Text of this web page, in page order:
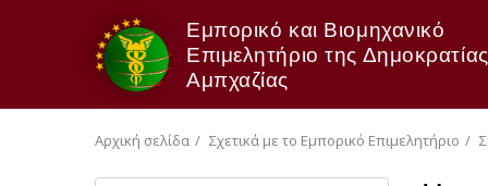
Εμπορικό και Βιομηχανικό
Επιμελητήριο της
Αμπχαζίας
Αρχική σελίδα Σχετικά με το Εμπορικό Επιμελητήριο